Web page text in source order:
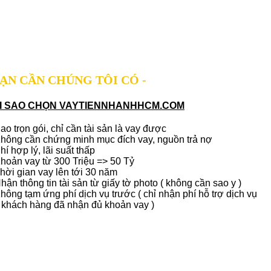
CẦN CHÚNG TÔI CÓ -
SAO CHỌN VAYTIENNHANHHCM.COM
trọn gói, chỉ cần tài sản là vay được
cần chứng minh mục đích vay, nguồn trả nợ
hợp lý, lãi suất thấp
vay từ 300 Triệu => 50 Tỷ
gian vay lên tới 30 năm
thông tin tài sản từ giấy tờ photo ( không cần sao y )
tạm ứng phí dịch vụ trước ( chỉ nhận phí hỗ trợ dịch vụ
hàng đã nhận đủ khoản vay )